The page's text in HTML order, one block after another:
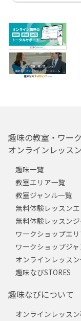
趣味の教室・ワー
オンラインレッス
趣味一覧
教室エリア一覧
教室ジャンル一覧
無料体験レッスン
無料体験レッスン
ワークショップエ
ワークショップジ
オンラインレッス
趣味なびSTORES
趣味なびについて
オンラインレッス